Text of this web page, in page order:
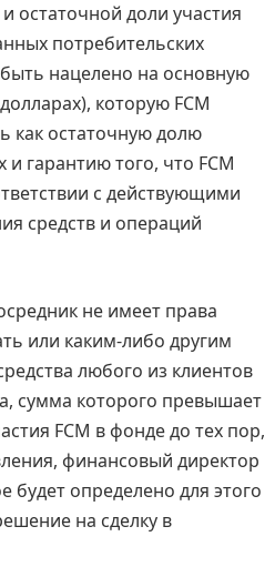
остаточной доли участия
потребительских
нацелено на основную
которую FCM
как остаточную долю
и гарантию того, что FCM
с действующими
средств и операций
не имеет права
или каким-либо другим
любого из клиентов
сумма которого превышает
FCM в фонде до тех пор,
финансовый директор
будет определено для этого
на сделку в